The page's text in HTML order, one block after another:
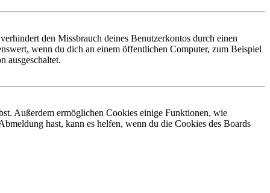
den Missbrauch deines Benutzerkontos durch einen
wenn du dich an einem öffentlichen Computer, zum Beispiel
ausgeschaltet.
Außerdem ermöglichen Cookies einige Funktionen, wie
hast, kann es helfen, wenn du die Cookies des Boards